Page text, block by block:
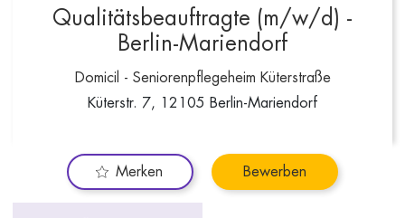
Qualitätsbeauftragte (m/w/d) -
Berlin-Mariendorf
Domicil - Seniorenpflegeheim Küterstraße
Küterstr. 7, 12105 Berlin-Mariendorf
Merken Bewerben